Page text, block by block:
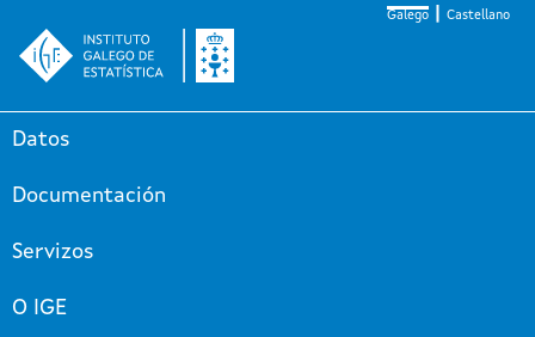
Galego Castellano
Datos
Documentación
Servizos
O IGE